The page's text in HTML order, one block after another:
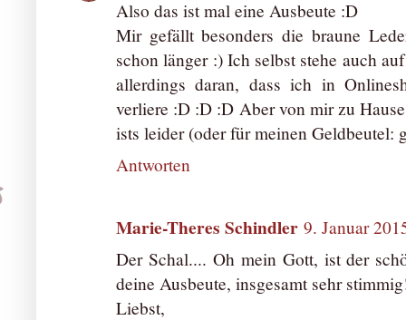
Also das ist mal eine Ausbeute :D
Mir gefällt besonders die braune
schon länger :) Ich selbst stehe auch
allerdings daran, dass ich in
verliere :D :D :D Aber von mir zu
ists leider (oder für meinen Geldbeutel:
Antworten
Marie-Theres Schindler 9. Januar
Der Schal.... Oh mein Gott, ist der
deine Ausbeute, insgesamt sehr
Liebst,